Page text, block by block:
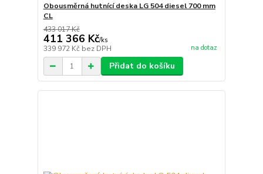
Obousměrná hutnící deska LG 504 diesel 700 mm
CL
433 017 Kč
411 366 Kč/ks
339 972 Kč bez DPH na dotaz
Přidat do košíku